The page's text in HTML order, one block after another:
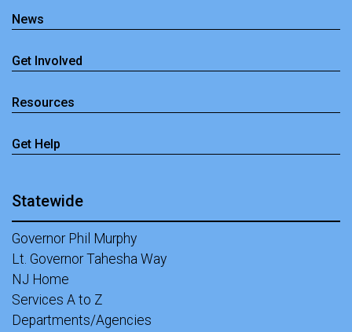
News
Get Involved
Resources
Get Help
Statewide
Governor Phil Murphy
Lt. Governor Tahesha Way
NJ Home
Services A to Z
Departments/Agencies